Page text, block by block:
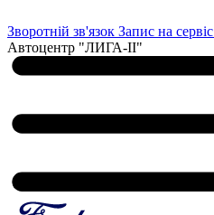
Зворотній зв'язок Запис на сервіс
Автоцентр "ЛИГА-ІІ"